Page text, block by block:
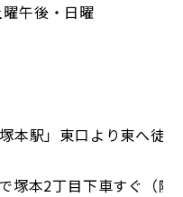
午後・日曜
本駅」東口より東へ徒
塚本2丁目下車すぐ（阪